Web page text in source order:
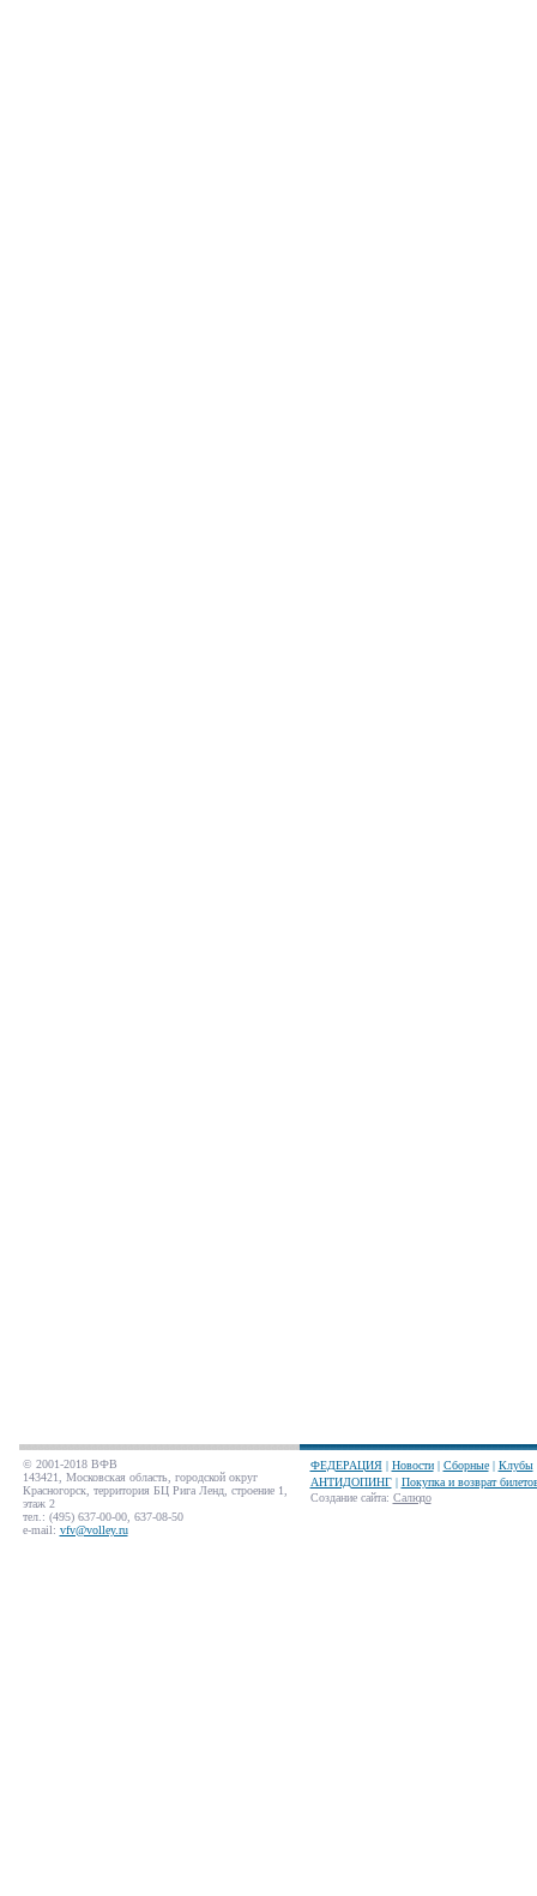
© 2001-2018 ВФВ
143421, Московская область, городской округ
Красногорск, территория БЦ Рига Ленд, строение 1,
этаж 2
тел.: (495) 637-00-00, 637-08-50
e-mail: vfv@volley.ru
ФЕДЕРАЦИЯ| Новости| Сборные| Клубы
АНТИДОПИНГ| Покупка и возврат
Создание сайта: Салюдо